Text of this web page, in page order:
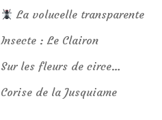
La volucelle transparente
Insecte : Le Clairon
Sur les fleurs de circe…
Corise de la Jusquiame